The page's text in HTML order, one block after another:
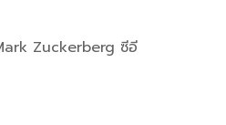
Zuckerberg ซีอี